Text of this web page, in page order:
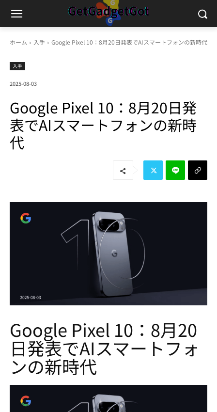
ホーム 入手 Google Pixel 10：8月20日発表でAIスマートフォンの新時代
入手
2025-08-03
Google Pixel 10：8月20日発
表でAIスマートフォンの新時
代
Google Pixel 10：8月20
日発表でAIスマートフォ
ンの新時代